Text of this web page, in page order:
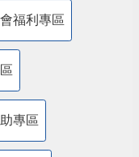
福利專區
專區